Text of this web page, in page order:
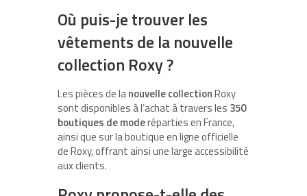
Où puis-je trouver les
vêtements de la nouvelle
collection Roxy ?
Les pièces de lanouvelle collectionRoxy
sont disponibles à l’achat à travers les 350
boutiques de moderéparties en France,
ainsi que sur la boutique en ligne officielle
de Roxy, offrant ainsi une large accessibilité
aux clients.